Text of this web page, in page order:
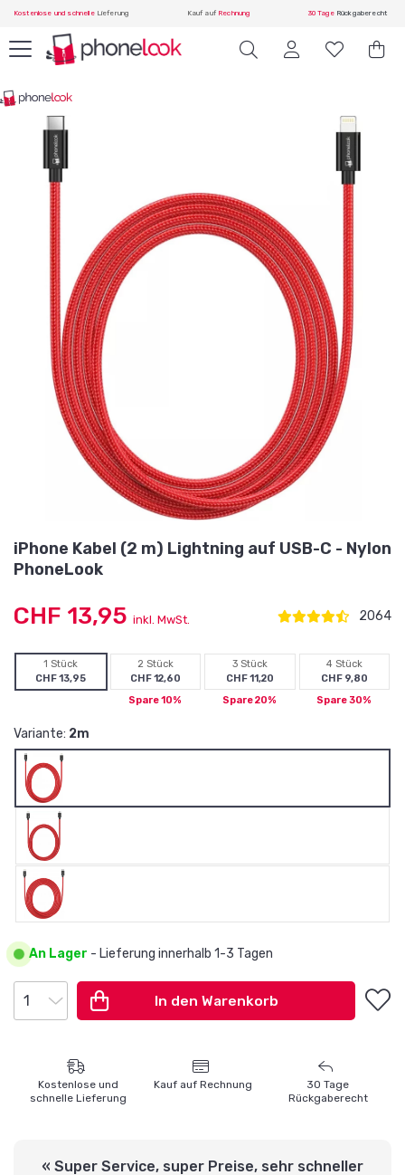
Kostenlose und schnelleLieferung Kauf auf Rechnung 30 TageRückgaberecht
iPhone Kabel (2 m) Lightning auf USB-C - Nylon
PhoneLook
CHF 13,95 inkl. MwSt. 2064
1 Stück
CHF 13,95
2 Stück
CHF 12,60
Spare 10%
3 Stück
CHF 11,20
Spare 20%
4 Stück
CHF 9,80
Spare 30%
Variante: 2m
An Lager - Lieferung innerhalb 1-3 Tagen
In den Warenkorb
Kostenlose und
schnelle Lieferung
Kauf auf Rechnung
30 Tage
Rückgaberecht
« Super Service, super Preise, sehr schneller